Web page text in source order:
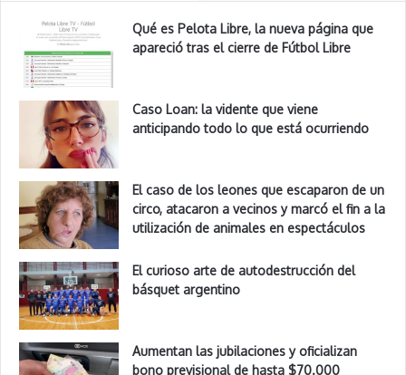
Qué es Pelota Libre, la nueva página que
apareció tras el cierre de Fútbol Libre
Caso Loan: la vidente que viene
anticipando todo lo que está ocurriendo
El caso de los leones que escaparon de un
circo, atacaron a vecinos y marcó el fin a la
utilización de animales en espectáculos
El curioso arte de autodestrucción del
básquet argentino
Aumentan las jubilaciones y oficializan
bono previsional de hasta $70.000